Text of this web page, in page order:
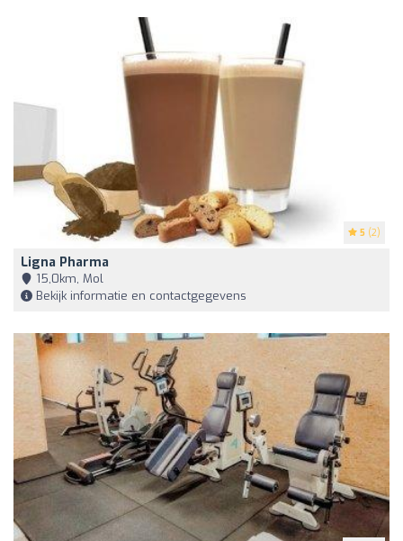
5 (2)
Ligna Pharma
15,0km, Mol
Bekijk informatie en contactgegevens